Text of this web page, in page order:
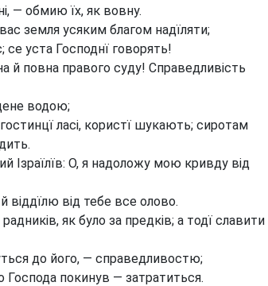
— обмию їх, як вовну.
земля усяким благом надїляти;
уста Господнї говорять!
й повна правого суду! Справедливість
водою;
ласі, користї шукають; сиротам
Ізраїлїв: О, я надоложу мою кривду від
від тебе все олово.
як було за предків; а тодї славити
до його, — справедливостю;
Господа покинув — затратиться.